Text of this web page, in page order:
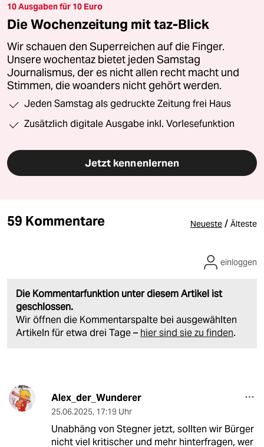
10 Ausgaben für 10 Euro
Die Wochenzeitung mit taz-Blick
Wir schauen den Superreichen auf die Finger.
Unsere wochentaz bietet jeden Samstag
Journalismus, der es nicht allen recht macht und
Stimmen, die woanders nicht gehört werden.
Jeden Samstag als gedruckte Zeitung frei Haus
Zusätzlich digitale Ausgabe inkl. Vorlesefunktion
Jetzt kennenlernen
59 Kommentare Neueste / Älteste
Die Kommentarfunktion unter diesem Artikel ist
geschlossen.
Wir öffnen die Kommentarspalte bei ausgewählten
Artikeln für etwa drei Tage – hier sind sie zu finden.
einloggen
Alex_der_Wunderer
25.06.2025, 17:19 Uhr
Unabhäng von Stegner jetzt, sollten wir Bürger
nicht viel kritischer und mehr hinterfragen, wer